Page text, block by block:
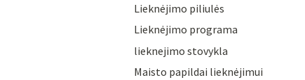
Lieknėjimo piliulės
Lieknėjimo programa
lieknejimo stovykla
Maisto papildai lieknėjimui